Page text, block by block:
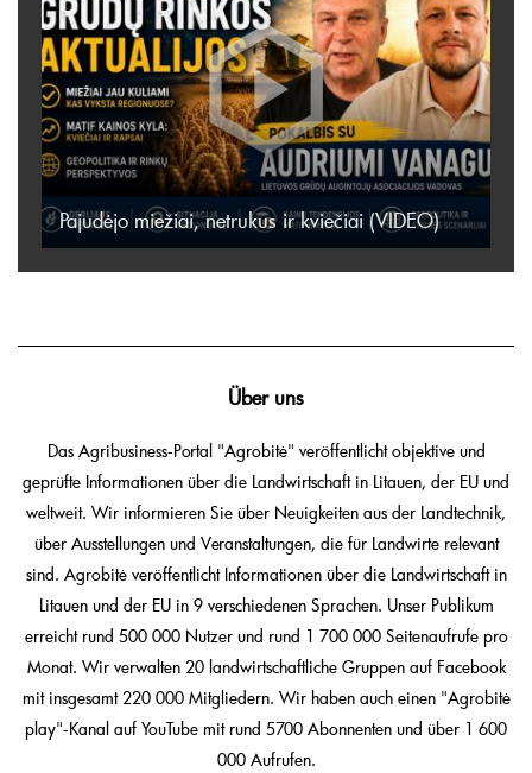
Pajudėjo miežiai, netrukus ir kviečiai (VIDEO)
Über uns
Das Agribusiness-Portal "Agrobitė" veröffentlicht objektive und
geprüfte Informationen über die Landwirtschaft in Litauen, der EU und
weltweit. Wir informieren Sie über Neuigkeiten aus der Landtechnik,
über Ausstellungen und Veranstaltungen, die für Landwirte relevant
sind. Agrobitė veröffentlicht Informationen über die Landwirtschaft in
Litauen und der EU in 9 verschiedenen Sprachen. Unser Publikum
erreicht rund 500 000 Nutzer und rund 1 700 000 Seitenaufrufe pro
Monat. Wir verwalten 20 landwirtschaftliche Gruppen auf Facebook
mit insgesamt 220 000 Mitgliedern. Wir haben auch einen "Agrobitė
play"-Kanal auf YouTube mit rund 5700 Abonnenten und über 1 600
000 Aufrufen.